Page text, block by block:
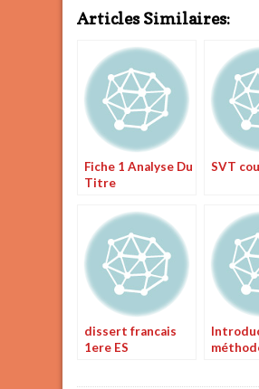
Articles Similaires:
Fiche 1 Analyse Du
Titre
SVT
dissert francais
1ere ES